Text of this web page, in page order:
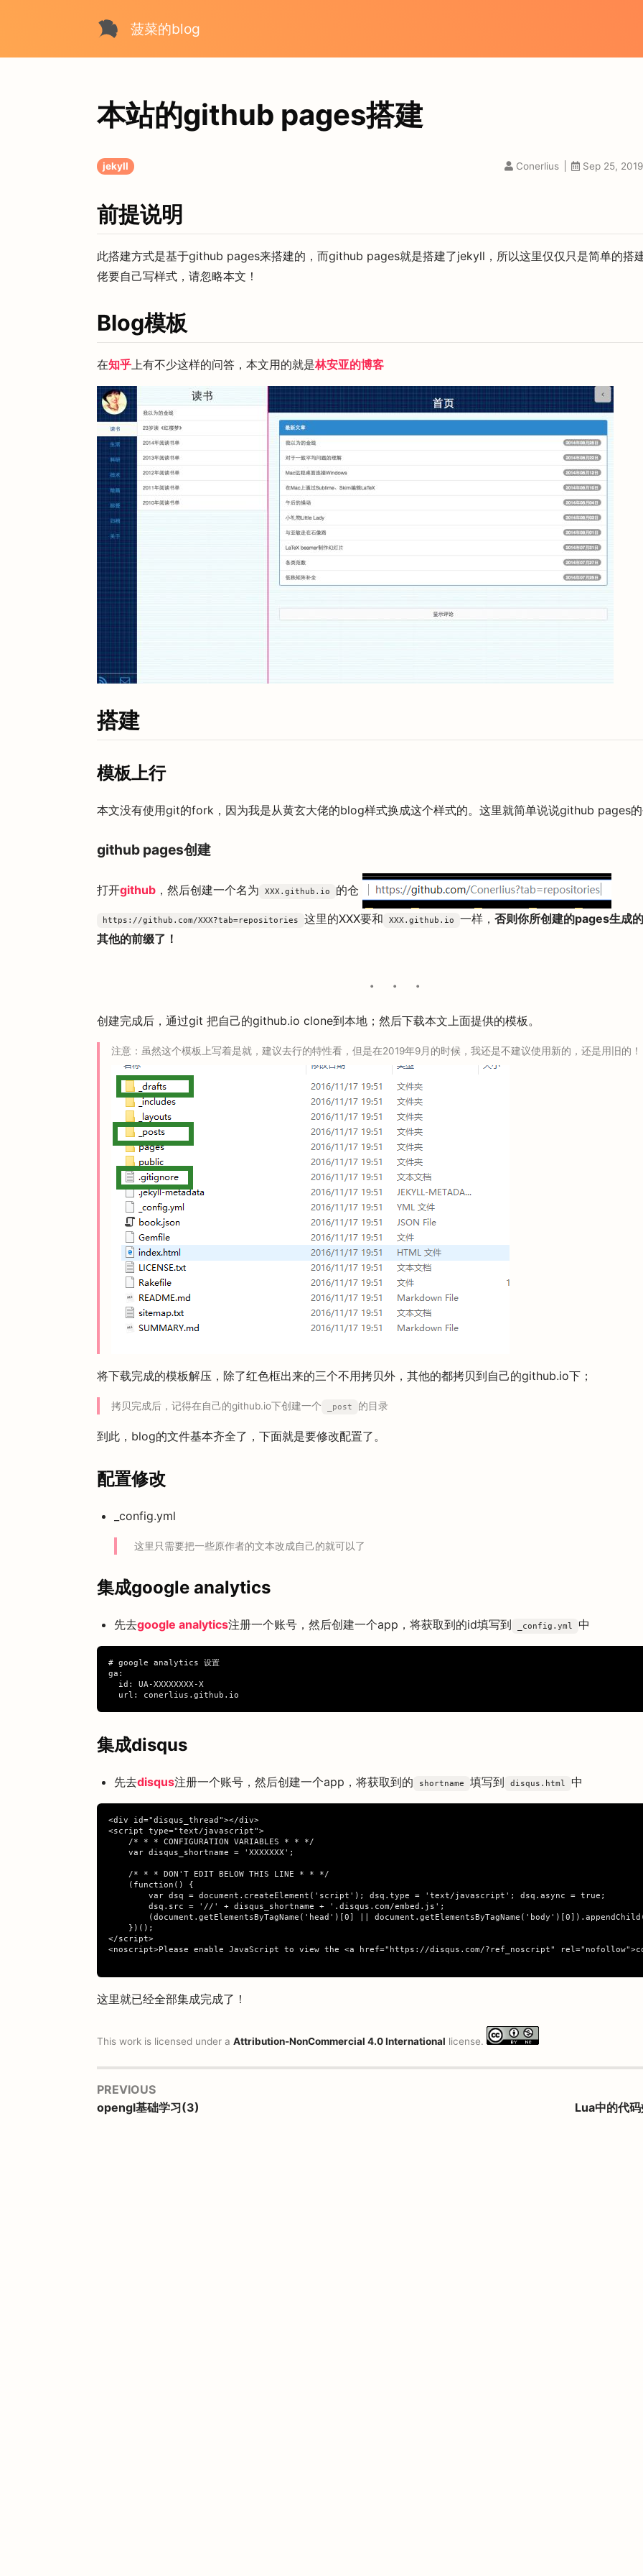
菠菜的blog
本站的github pages搭建
jekyll Conerlius Sep 25, 2019
前提说明
此搭建方式是基于github pages来搭建的，而github pages就是搭建了jekyll，所以这里仅仅只是简单的搭
佬要自己写样式，请忽略本文！
Blog模板
在知乎上有不少这样的问答，本文用的就是林安亚的博客
搭建
模板上行
本文没有使用git的fork，因为我是从黄玄大佬的blog样式换成这个样式的。这里就简单说说github pages的
github pages创建
打开github ，然后创建一个名为 XXX.github.io 的仓
https://github.com/XXX?tab=repositories 这里的XXX要和 XXX.github.io 一样， 否则你所创建的pages生成
其他的前缀了！
创建完成后，通过git 把自己的github.io clone到本地；然后下载本文上面提供的模板。
注意：虽然这个模板上写着是就，建议去行的特性看，但是在2019年9月的时候，我还是不建议使用新的，还是用旧的！
将下载完成的模板解压，除了红色框出来的三个不用拷贝外，其他的都拷贝到自己的github.io下；
拷贝完成后，记得在自己的github.io下创建一个 _post 的目录
到此，blog的文件基本齐全了，下面就是要修改配置了。
配置修改
_config.yml
这里只需要把一些原作者的文本改成自己的就可以了
集成google analytics
先去google analytics注册一个账号，然后创建一个app，将获取到的id填写到 _config.yml 中
# google analytics 设置
ga:
  id: UA-XXXXXXXX-X
集成disqus
先去disqus注册一个账号，然后创建一个app，将获取到的 shortname 填写到 disqus.html 中
<div id="disqus_thread"></div>
<script type="text/javascript">
    /* * * CONFIGURATION VARIABLES * * */
    var disqus_shortname = 'XXXXXXX';
    /* * * DON'T EDIT BELOW THIS LINE * * */
    (function() {
        var dsq = document.createElement('script'); dsq.type = 'text/javascript'; dsq.async = true;
        dsq.src = '//' + disqus_shortname + '.disqus.com/embed.js';
(document.getElementsByTagName('head')[0] ||
    })();
</script>
<noscript>Please enable JavaScript to view the <a href="https://disqus.com/?ref_noscript"
这里就已经全部集成完成了！
This work is licensed under a Attribution-NonCommercial 4.0 International license.
PREVIOUS
opengl基础学习(3)
Lua中的代